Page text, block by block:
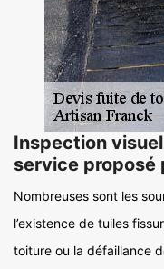
Inspection
service proposé
Nombreuses sont les
l’existence de tuiles
toiture ou la défaillance